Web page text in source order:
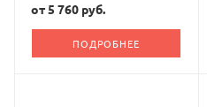
от5 760 руб.
ПОДРОБНЕЕ